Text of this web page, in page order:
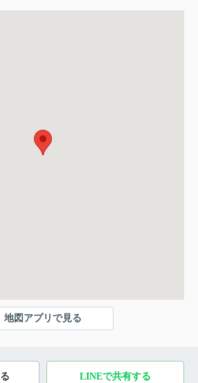
地図アプリで見る
LINEで共有する